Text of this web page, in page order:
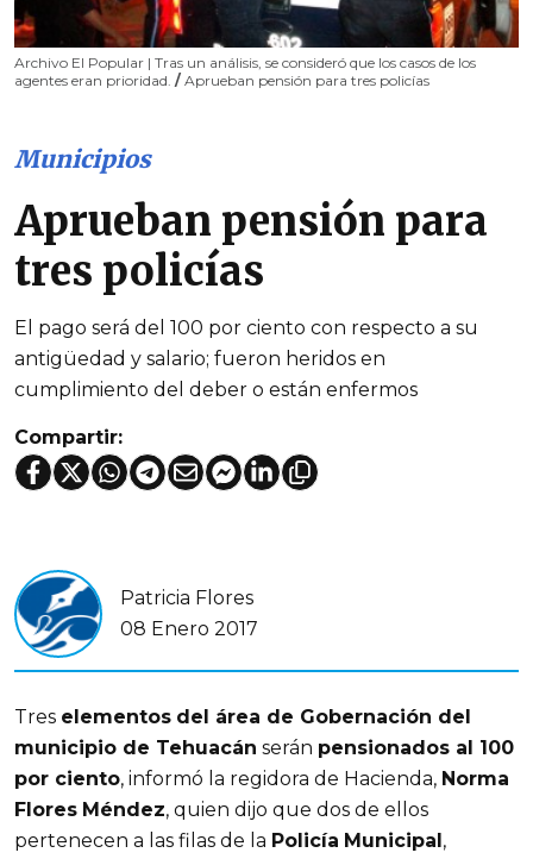
Archivo El Popular | Tras un análisis, se consideró que los casos de los
agentes eran prioridad. / Aprueban pensión para tres policías
Municipios
Aprueban pensión para
tres policías
El pago será del 100 por ciento con respecto a su
antigüedad y salario; fueron heridos en
cumplimiento del deber o están enfermos
Compartir:
Patricia Flores
08 Enero 2017
Tres elementos del área de Gobernación del
municipio de Tehuacán serán pensionados al 100
por ciento, informó la regidora de Hacienda, Norma
Flores Méndez, quien dijo que dos de ellos
pertenecen a las filas de la Policía Municipal ,